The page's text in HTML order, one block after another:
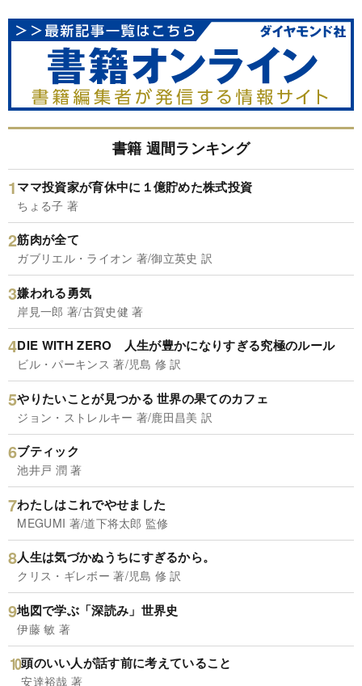
書籍 週間ランキング
ママ投資家が育休中に１億貯めた株式投資
ちょる子 著
筋肉が全て
ガブリエル・ライオン 著/御立英史 訳
嫌われる勇気
岸見一郎 著/古賀史健 著
DIE WITH ZERO 人生が豊かになりすぎる究極のルール
ビル・パーキンス 著/児島 修 訳
やりたいことが見つかる 世界の果てのカフェ
ジョン・ストレルキー 著/鹿田昌美 訳
ブティック
池井戸 潤 著
わたしはこれでやせました
MEGUMI 著/道下将太郎 監修
人生は気づかぬうちにすぎるから。
クリス・ギレボー 著/児島 修 訳
地図で学ぶ「深読み」世界史
伊藤 敏 著
頭のいい人が話す前に考えていること
安達裕哉 著